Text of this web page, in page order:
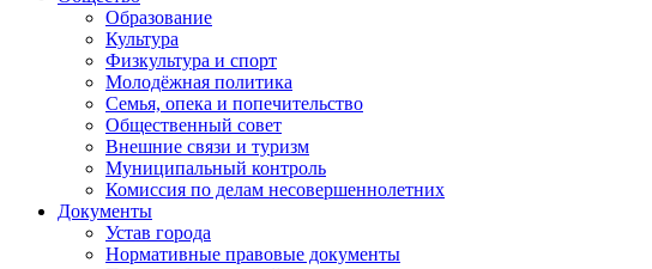
Образование
Культура
Физкультура и спорт
Молодёжная политика
Семья, опека и попечительство
Общественный совет
Внешние связи и туризм
Муниципальный контроль
Комиссия по делам несовершеннолетних
Документы
Устав города
Нормативные правовые документы